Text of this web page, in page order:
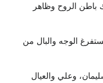
الروح وظاهر
الوجه والبال من
وعلي والعيال